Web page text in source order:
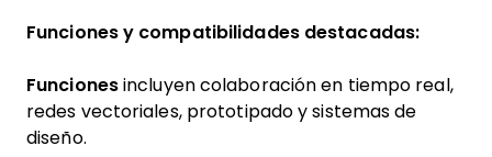
Funciones y compatibilidades destacadas:
Funcionesincluyen colaboración en tiempo real,
redes vectoriales, prototipado y sistemas de
diseño.